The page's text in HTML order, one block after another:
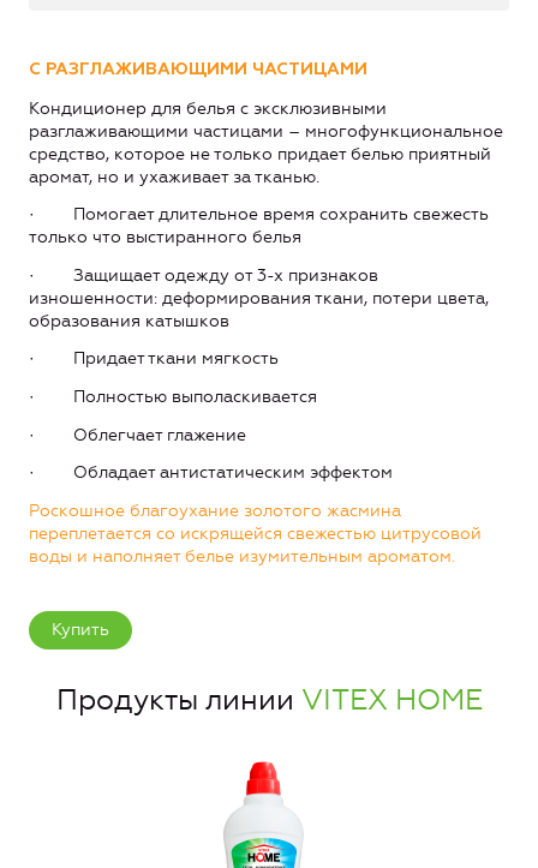
С РАЗГЛАЖИВАЮЩИМИ ЧАСТИЦАМИ
Кондиционер для белья с эксклюзивными
разглаживающими частицами – многофункциональное
средство, которое не только придает белью приятный
аромат, но и ухаживает за тканью.
· Помогает длительное время сохранить свежесть
только что выстиранного белья
· Защищает одежду от 3-х признаков
изношенности: деформирования ткани, потери цвета,
образования катышков
· Придает ткани мягкость
· Полностью выполаскивается
· Облегчает глажение
· Обладает антистатическим эффектом
Роскошное благоухание золотого жасмина
переплетается со искрящейся свежестью цитрусовой
воды и наполняет белье изумительным ароматом.
Купить
Продукты линии VITEX HOME